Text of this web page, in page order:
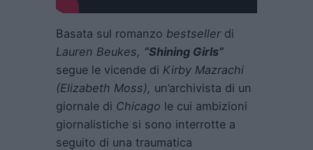
Basata sul romanzo bestsellerdi
Lauren Beukes, “Shining Girls”
segue le vicende di Kirby Mazrachi
(Elizabeth Moss), un’archivista di un
giornale di Chicago le cui ambizioni
giornalistiche si sono interrotte a
seguito di una traumatica